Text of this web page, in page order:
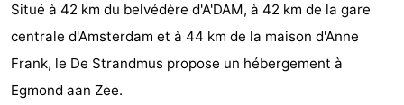
Situé à 42 km du belvédère d'A'DAM, à 42 km de la gare
centrale d'Amsterdam et à 44 km de la maison d'Anne
Frank, le De Strandmus propose un hébergement à
Egmond aan Zee.